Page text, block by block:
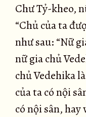
Chư Tỷ-kheo,
“Chủ của ta
như sau: “Nữ
nữ gia chủ
chủ Vedehika
của ta có nội
có nội sân,